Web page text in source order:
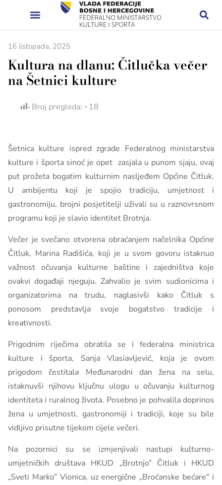
16 listopada, 2025
Kultura na dlanu: Čitlučka večer
na Šetnici kulture
Broj pregleda: 18
Šetnica kulture ispred zgrade Federalnog ministarstva
kulture i športa sinoć je opet zasjala u punom sjaju, ovaj
put prožeta bogatim kulturnim nasljeđem Općine Čitluk.
U ambijentu koji je spojio tradiciju, umjetnost i
gastronomiju, brojni posjetitelji uživali su u raznovrsnom
programu koji je slavio identitet Brotnja.
Večer je svečano otvorena obraćanjem načelnika Općine
Čitluk, Marina Radišića, koji je u svom govoru istaknuo
važnost očuvanja kulturne baštine i zajedništva koje
ovakvi događaji njeguju. Zahvalio je svim sudionicima i
organizatorima na trudu, naglasivši kako Čitluk s
ponosom predstavlja svoje bogatstvo tradicije i
kreativnosti.
Prigodnim riječima obratila se i federalna ministrica
kulture i športa, Sanja Vlasiavljević, koja je ovom
prigodom čestitala Međunarodni dan žena na selu,
istaknuvši njihovu ključnu ulogu u očuvanju kulturnog
identiteta i ruralnog života. Posebno je pohvalila doprinos
žena u umjetnosti, gastronomiji i tradiciji, koje su bile
vidljivo prisutne tijekom cijele večeri.
Na pozornici su se izmjenjivali nastupi kulturno-
umjetničkih društava HKUD „Brotnjo” Čitluk i HKUD
„Sveti Marko” Vionica, uz energične „Broćanske bećare“ i